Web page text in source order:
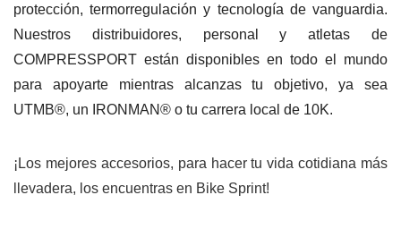
protección, termorregulación y tecnología de vanguardia.
Nuestros distribuidores, personal y atletas de
COMPRESSPORT están disponibles en todo el mundo
para apoyarte mientras alcanzas tu objetivo, ya sea
UTMB®, un IRONMAN® o tu carrera local de 10K.
¡Los mejores accesorios, para hacer tu vida cotidiana más
llevadera, los encuentras en Bike Sprint!